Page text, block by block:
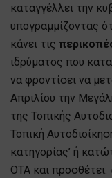
καταγγέλλει την
υπογραμμίζοντας
κάνει τις
ιδρύματος που
να φροντίσει να
Απριλίου την
της Τοπικής
Τοπική
κατηγορίας’ ή
ΟΤΑ και προσθέτει: